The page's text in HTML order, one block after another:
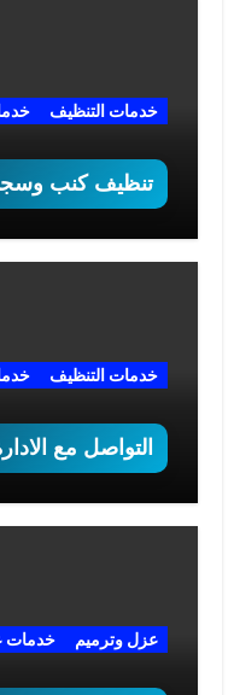
خدمات التنظيف
تنظيف كنب وسجاد
خدمات التنظيف
التواصل مع
عزل وترميم خدمات